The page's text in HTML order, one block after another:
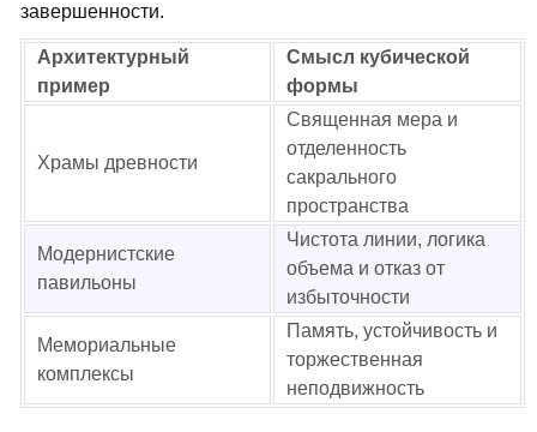
завершенности.
Архитектурный
пример
Смысл кубической
формы
Храмы древности
Священная мера и
отделенность
сакрального
пространства
Модернистские
павильоны
Чистота линии, логика
объема и отказ от
избыточности
Мемориальные
комплексы
Память, устойчивость и
торжественная
неподвижность